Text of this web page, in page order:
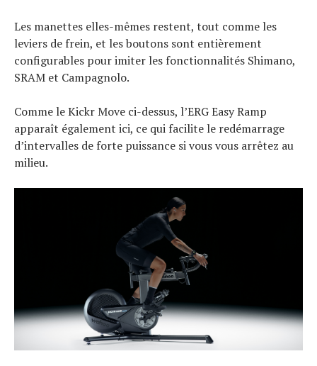
Les manettes elles-mêmes restent, tout comme les
leviers de frein, et les boutons sont entièrement
configurables pour imiter les fonctionnalités Shimano,
SRAM et Campagnolo.
Comme le Kickr Move ci-dessus, l’ERG Easy Ramp
apparaît également ici, ce qui facilite le redémarrage
d’intervalles de forte puissance si vous vous arrêtez au
milieu.